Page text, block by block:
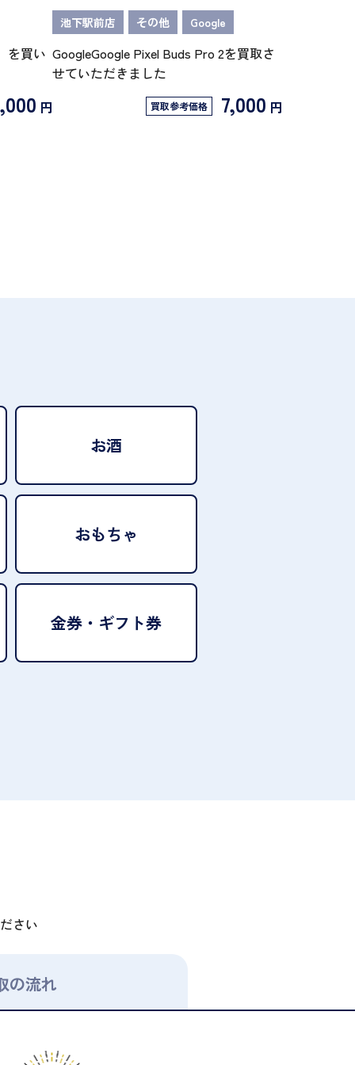
を買い
円
池下駅前店 その他 Google
GoogleGoogle Pixel Buds Pro 2を買取さ
せていただきました
買取参考価格 7,000 円
お酒
おもちゃ
金券・ギフト券
さい
の流れ